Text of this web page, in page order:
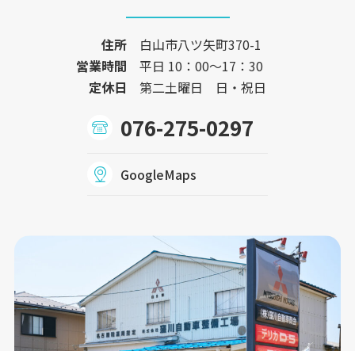
住所
白山市八ツ矢町370-1
営業時間
平日 10：00〜17：30
定休日
第二土曜日 日・祝日
076-275-0297
GoogleMaps